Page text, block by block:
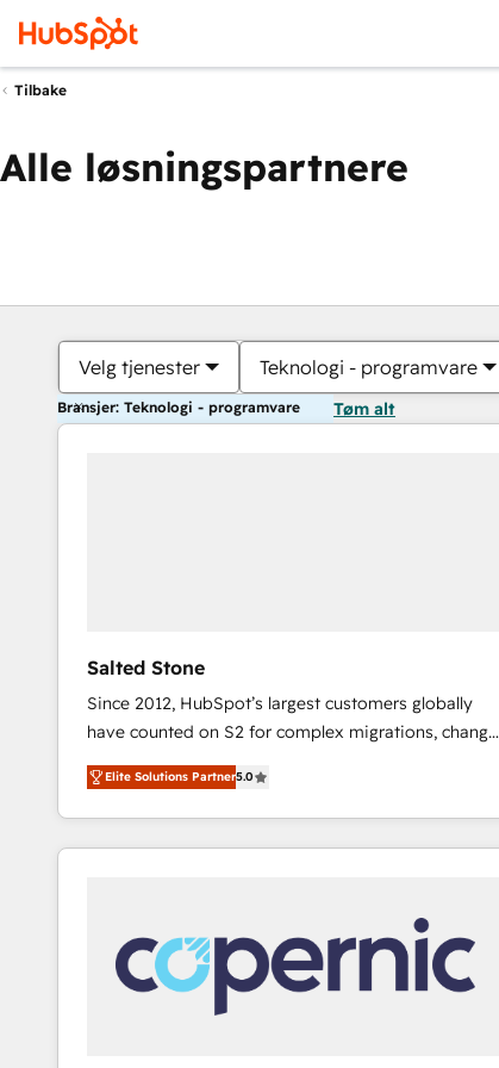
Tilbake
Alle løsningspartnere
Velg tjenester Teknologi - programvare
Bransjer: Teknologi - programvare Tøm alt
Salted Stone
Since 2012, HubSpot’s largest customers globally
have counted on S2 for complex migrations, change
management, systems integration, and creative
solutions that deliver measurable impact and
transform brand experiences As one of the few full-
service creative agencies in the HubSpot
regionalized HubSpot websites, integrated
marketing campaigns, & RevOps frameworks that
fuel long-term success We connect the entire
customer lifecycle through seamless integrations,
Elite Solutions Partner5.0